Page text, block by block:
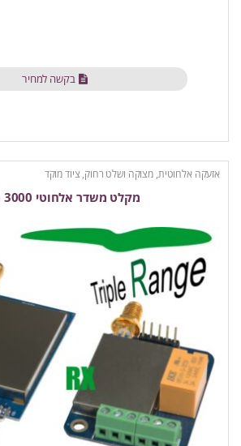
בקשה למחיר
אזעקה אלחוטית, מצוקה ושלט רחוק, ציוד מוקד
מקלט משדר אלחוטי 3000 מטר